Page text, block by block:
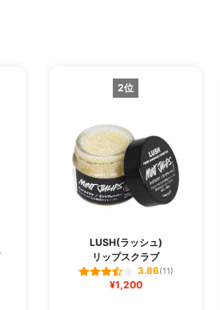
2位
LUSH(ラッシュ)
リップスクラブ
3.86(11)
¥1,200